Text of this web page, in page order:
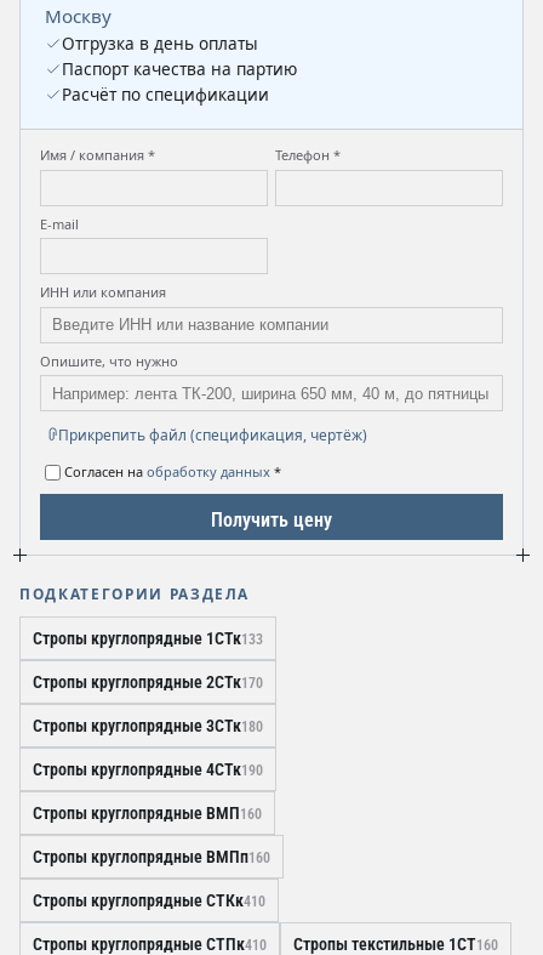
Москву
Отгрузка в день оплаты
Паспорт качества на партию
Расчёт по спецификации
Имя / компания * Телефон *
E-mail
ИНН или компания
Опишите, что нужно
Прикрепить файл (спецификация, чертёж)
Согласен на обработку данных *
Получить цену
ПОДКАТЕГОРИИ РАЗДЕЛА
Стропы круглопрядные 1СТк133
Стропы круглопрядные 2СТк170
Стропы круглопрядные 3СТк180
Стропы круглопрядные 4СТк190
Стропы круглопрядные ВМП160
Стропы круглопрядные ВМПп160
Стропы круглопрядные СТКк410
Стропы круглопрядные СТПк410 Стропы текстильные 1СТ160